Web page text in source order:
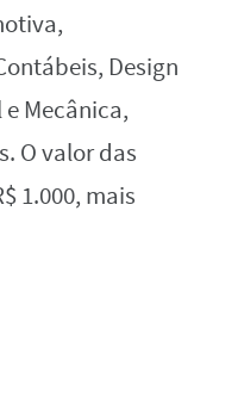
Design
Mecânica,
O valor das
1.000, mais